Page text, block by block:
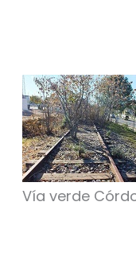
Vía verde